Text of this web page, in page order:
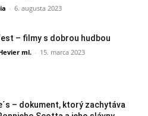
- 6. augusta 2023
– filmy s dobrou hudbou
ml. - 15. marca 2023
– dokument, ktorý zachytáva